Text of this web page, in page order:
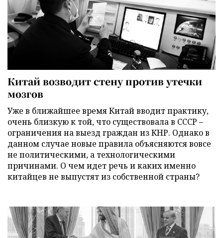
Китай возводит стену против утечки
мозгов
Уже в ближайшее время Китай вводит практику,
очень близкую к той, что существовала в СССР –
ограничения на выезд граждан из КНР. Однако в
данном случае новые правила объясняются вовсе
не политическими, а технологическими
причинами. О чем идет речь и каких именно
китайцев не выпустят из собственной страны?